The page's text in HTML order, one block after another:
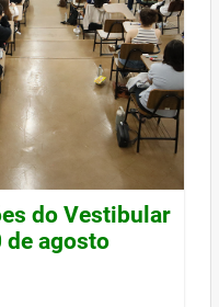
do Vestibular
de agosto